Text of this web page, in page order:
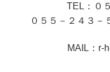
TEL：０５５
０５５－２４３－
MAIL： r-